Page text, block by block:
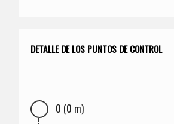
DETALLE DE LOS PUNTOS DE CONTROL
0 (0 m)